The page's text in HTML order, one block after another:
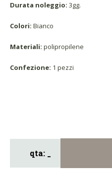
Durata noleggio: 3gg.
Colori: Bianco
Materiali: polipropilene
Confezione: 1 pezzi